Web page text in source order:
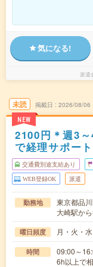
気になる!
派遣
未読
NEW
掲載日 2026/08/06
2100円＊週3
で経理サポー
交通費別途支給あり
WEB登録OK 派遣
勤務地
東京都品
大崎駅か
曜日頻度 月・火・
時間
09:00～
6h以上で